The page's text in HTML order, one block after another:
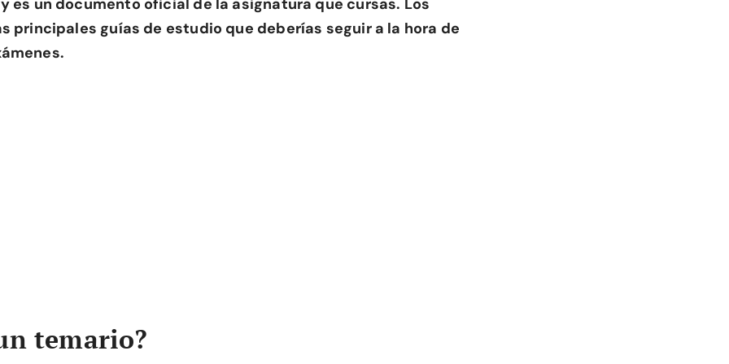
principales guías de estudio que deberías seguir a la hora de
temario?